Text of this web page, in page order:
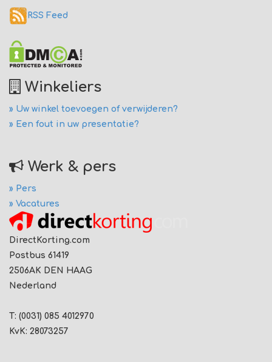
RSS Feed
Winkeliers
» Uw winkel toevoegen of verwijderen?
» Een fout in uw presentatie?
Werk & pers
» Pers
» Vacatures
DirectKorting.com
Postbus 61419
2506AK DEN HAAG
Nederland
T: (0031) 085 4012970
KvK: 28073257